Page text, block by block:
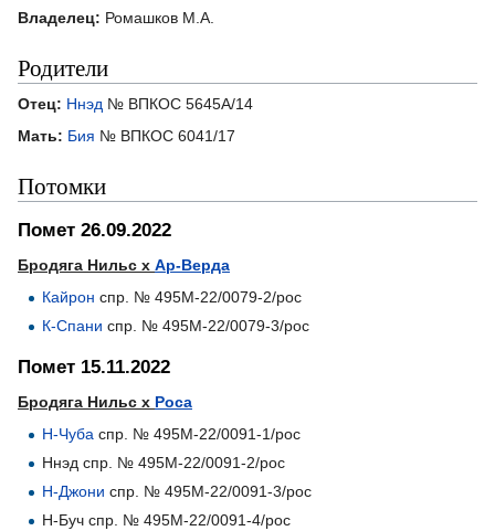
Владелец: Ромашков М.А.
Родители
Отец: Ннэд № ВПКОС 5645А/14
Мать: Бия № ВПКОС 6041/17
Потомки
Помет 26.09.2022
Бродяга Нильс х Ар-Верда
Кайрон спр. № 495М-22/0079-2/рос
К-Спани спр. № 495М-22/0079-3/рос
Помет 15.11.2022
Бродяга Нильс х Роса
Н-Чуба cпр. № 495М-22/0091-1/рос
Ннэд спр. № 495М-22/0091-2/рос
Н-Джони спр. № 495М-22/0091-3/рос
Н-Буч спр. № 495М-22/0091-4/рос